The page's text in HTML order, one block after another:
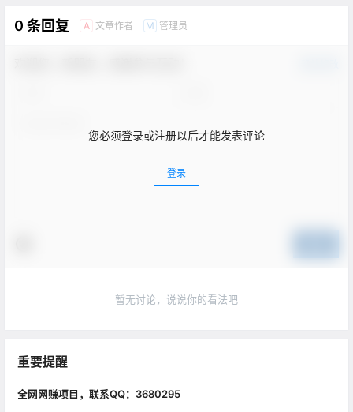
0 条回复 A 文章作者 M 管理员
您必须登录或注册以后才能发表评论
登录
暂无讨论，说说你的看法吧
重要提醒
全网网赚项目，联系QQ：3680295